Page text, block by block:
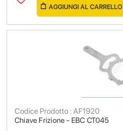
AGGIUNGI AL CARRELLO
Chiave Frizione - EBC CT045
Codice Prodotto : AF1920